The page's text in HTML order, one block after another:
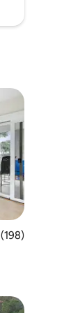
5 में से 4.83,